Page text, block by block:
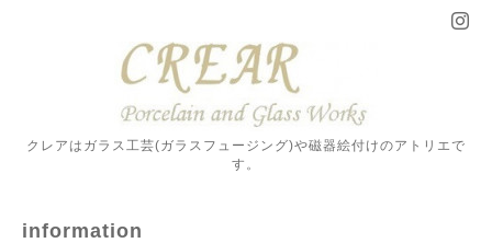
クレアはガラス工芸(ガラスフュージング)や磁器絵付けのアトリエで
す。
information